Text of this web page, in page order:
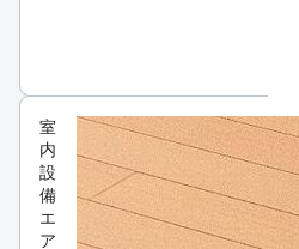
室
内
設
備
エ
ア